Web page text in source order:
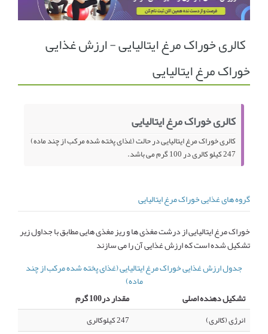
دانشنامه سلامت بانوان پرسش و پاسخ
انجمن متخصصین زنان و اوما انتخاب نام کودک
فهرست مواد غذایی
کالری خوراک مرغ ایتالیایی - ارزش غذایی
خوراک مرغ ایتالیایی
کالری خوراک مرغ ایتالیایی
کالری خوراک مرغ ایتالیایی در حالت (غذای پخته شده مرکب از چند ماده)
247 کیلو کالری در 100 گرم می باشد.
گروه های غذایی خوراک مرغ ایتالیایی
خوراک مرغ ایتالیایی از درشت مغذی ها و ریز مغذی هایی مطابق با جداول زیر
تشکیل شده است که ارزش غذایی آن را می سازند
جدول ارزش غذایی خوراک مرغ ایتالیایی (غذای پخته شده مرکب از چند
ماده)
تشکیل دهنده اصلی
مقدار در100 گرم
انرژی (کالری)
247 کیلوکالری